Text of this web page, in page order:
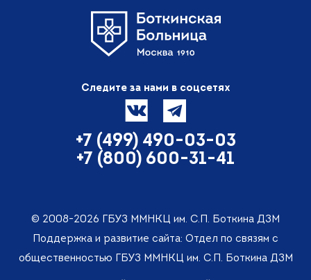
Следите за нами в соцсетях
+7 (499) 490-03-03
+7 (800) 600-31-41
© 2008-2026 ГБУЗ ММНКЦ им. С.П. Боткина ДЗМ
Поддержка и развитие сайта: Отдел по связям с
общественностью ГБУЗ ММНКЦ им. С.П. Боткина ДЗМ